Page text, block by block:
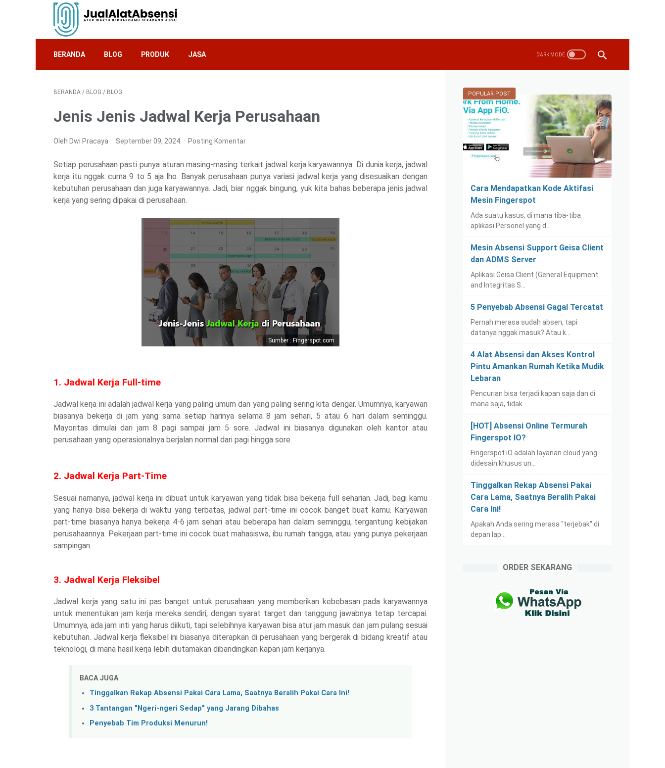
BERANDA BLOG PRODUK JASA
BERANDA / BLOG / BLOG
Jenis Jenis Jadwal Kerja Perusahaan
Oleh Dwi Pracaya September 09, 2024 Posting Komentar
Setiap perusahaan pasti punya aturan masing-masing terkait jadwal kerja karyawannya. Di dunia kerja, jadwal
kerja itu nggak cuma 9 to 5 aja lho. Banyak perusahaan punya variasi jadwal kerja yang disesuaikan dengan
kebutuhan perusahaan dan juga karyawannya. Jadi, biar nggak bingung, yuk kita bahas beberapa jenis jadwal
kerja yang sering dipakai di perusahaan.
Sumber : Fingerspot.com
1. Jadwal Kerja Full-time
Jadwal kerja ini adalah jadwal kerja yang paling umum dan yang paling sering kita dengar. Umumnya, karyawan
biasanya bekerja di jam yang sama setiap harinya selama 8 jam sehari, 5 atau 6 hari dalam seminggu.
Mayoritas dimulai dari jam 8 pagi sampai jam 5 sore. Jadwal ini biasanya digunakan oleh kantor atau
perusahaan yang operasionalnya berjalan normal dari pagi hingga sore.
2. Jadwal Kerja Part-Time
Sesuai namanya, jadwal kerja ini dibuat untuk karyawan yang tidak bisa bekerja full seharian. Jadi, bagi kamu
yang hanya bisa bekerja di waktu yang terbatas, jadwal part-time ini cocok banget buat kamu. Karyawan
part-time biasanya hanya bekerja 4-6 jam sehari atau beberapa hari dalam seminggu, tergantung kebijakan
perusahaannya. Pekerjaan part-time ini cocok buat mahasiswa, ibu rumah tangga, atau yang punya pekerjaan
sampingan.
3. Jadwal Kerja Fleksibel
Jadwal kerja yang satu ini pas banget untuk perusahaan yang memberikan kebebasan pada karyawannya
untuk menentukan jam kerja mereka sendiri, dengan syarat target dan tanggung jawabnya tetap tercapai.
Umumnya, ada jam inti yang harus diikuti, tapi selebihnya karyawan bisa atur jam masuk dan jam pulang sesuai
kebutuhan. Jadwal kerja fleksibel ini biasanya diterapkan di perusahaan yang bergerak di bidang kreatif atau
teknologi, di mana hasil kerja lebih diutamakan dibandingkan kapan jam kerjanya.
BACA JUGA
Tinggalkan Rekap Absensi Pakai Cara Lama, Saatnya Beralih Pakai Cara Ini!
3 Tantangan "Ngeri-ngeri Sedap" yang Jarang Dibahas
Penyebab Tim Produksi Menurun!
POPULAR POST
Cara Mendapatkan Kode Aktifasi
Mesin Fingerspot
Ada suatu kasus, di mana tiba-tiba
aplikasi Personel yang d…
Mesin Absensi Support Geisa Client
dan ADMS Server
Aplikasi Geisa Client (General Equipment
and Integritas S…
5 Penyebab Absensi Gagal Tercatat
Pernah merasa sudah absen, tapi
datanya nggak masuk? Atau k…
4 Alat Absensi dan Akses Kontrol
Pintu Amankan Rumah Ketika Mudik
Lebaran
Pencurian bisa terjadi kapan saja dan di
mana saja, tidak …
[HOT] Absensi Online Termurah
Fingerspot IO?
Fingerspot.iO adalah layanan cloud yang
didesain khusus un…
Tinggalkan Rekap Absensi Pakai
Cara Lama, Saatnya Beralih Pakai
Cara Ini!
Apakah Anda sering merasa "terjebak" di
depan lap…
ORDER SEKARANG